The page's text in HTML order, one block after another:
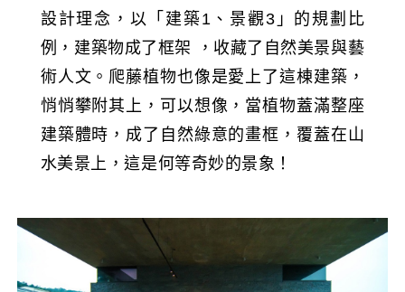
設計理念，以「建築1、景觀3」的規劃比
例，建築物成了框架 ，收藏了自然美景與藝
術人文。爬藤植物也像是愛上了這棟建築，
悄悄攀附其上，可以想像，當植物蓋滿整座
建築體時，成了自然綠意的畫框，覆蓋在山
水美景上，這是何等奇妙的景象！